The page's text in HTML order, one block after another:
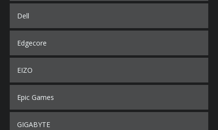
Dell
Edgecore
EIZO
Epic Games
GIGABYTE